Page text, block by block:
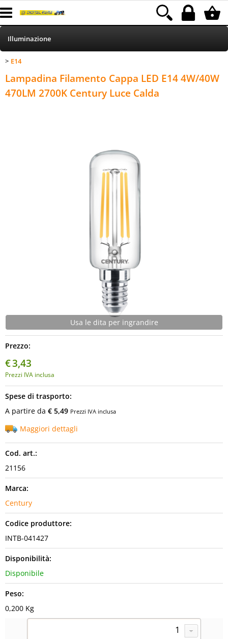
Categoria:
HOME
Informatica
Illuminazione
E14
Lampadina Filamento Cappa LED E14 4W/40W
470LM 2700K Century Luce Calda
Usa le dita per ingrandire
Prezzo:
€3,43
Prezzi IVA inclusa
Spese di trasporto:
A partire da € 5,49 Prezzi IVA inclusa
Maggiori dettagli
Cod. art.:
21156
Marca:
Century
Codice produttore:
INTB-041427
Disponibilità:
Disponibile
Peso:
0,200 Kg